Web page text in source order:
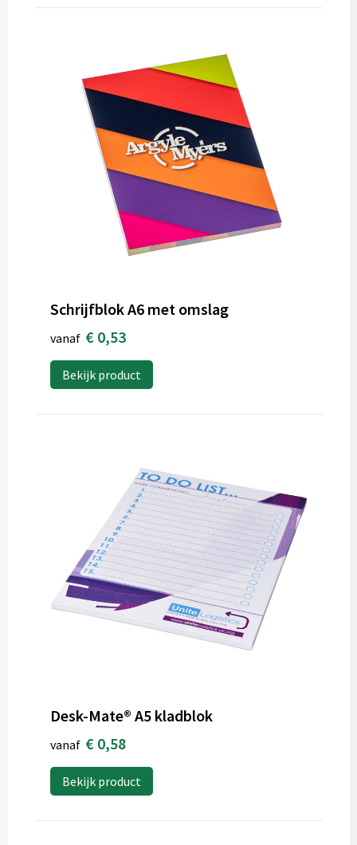
Schrijfblok A6 met omslag
vanaf € 0,53
Bekijk product
Desk-Mate® A5 kladblok
vanaf € 0,58
Bekijk product